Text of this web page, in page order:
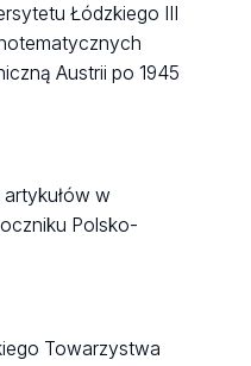
Łódzkiego III
Austrii po 1945
w
Polsko-
Towarzystwa